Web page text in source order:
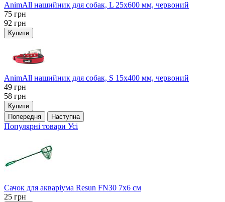
AnimAll нашийник для собак, L 25x600 мм, червоний
75 грн
92 грн
Купити
AnimAll нашийник для собак, S 15х400 мм, червоний
49 грн
58 грн
Купити
Попередня
Наступна
Популярні товари Усі
Сачок для акваріума Resun FN30 7х6 см
25 грн